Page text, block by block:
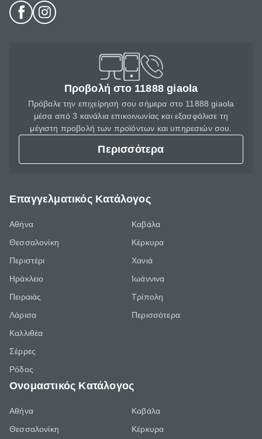
Προβολή στο 11888 giaola
Πρόβαλε την επιχείρησή σου σήμερα στο 11888 giaola
μέσα από 3 κανάλια επικοινωνίας και εξασφάλισε τη
μέγιστη προβολή των προϊόντων και υπηρεσιών σου.
Περισσότερα
Επαγγελματικός Κατάλογος
Αθήνα
Θεσσαλονίκη
Περιστέρι
Ηράκλειο
Πειραιάς
Λάρισα
Καλλιθέα
Σέρρες
Ρόδος
Καβάλα
Κέρκυρα
Χανιά
Ιωάννινα
Τρίπολη
Περισσότερα
Ονομαστικός Κατάλογος
Αθήνα
Θεσσαλονίκη
Καβάλα
Κέρκυρα